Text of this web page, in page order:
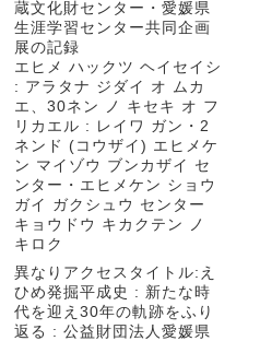
蔵文化財センター・愛媛県
生涯学習センター共同企画
展の記録
エヒメ ハックツ ヘイセイシ
: アラタナ ジダイ オ ムカ
エ、30ネン ノ キセキ オ フ
リカエル : レイワ ガン・2
ネンド (コウザイ) エヒメケ
ン マイゾウ ブンカザイ セ
ンター・エヒメケン ショウ
ガイ ガクシュウ センター
キョウドウ キカクテン ノ
キロク
異なりアクセスタイトル:え
ひめ発掘平成史 : 新たな時
代を迎え30年の軌跡をふり
返る : 公益財団法人愛媛県